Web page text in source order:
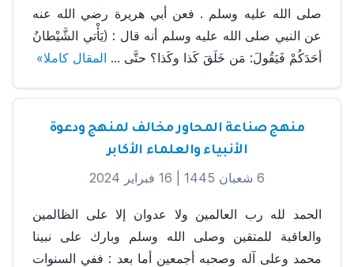
صلى الله عليه وسلم . فعن أبي هريرة رضي الله عنه
عن النبي صلى الله عليه وسلم أنه قال : (يَأْتي الشَّيْطانُ
أحَدَكُمْ فَيَقُولَ: مَن خَلَقَ كَذا وكَذا؟ حتَّى ... المقال كاملا»
منهج صناعة المحاور مخالف لمنهج ودعوة
الأنبياء والعلماء الأكابر
6 شعبان 1445 | 16 فبراير 2024
الحمد لله رب العالمين ولا عدوان إلا على الظالمين
والعاقبة للمتقين وصلى الله وسلم وبارك على نبينا
محمد وعلى آله وصحبه أجمعين أما بعد : ففي السنوات